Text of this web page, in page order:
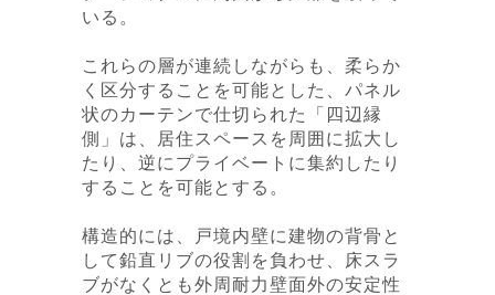
いる。
これらの層が連続しながらも、柔らか
く区分することを可能とした、パネル
状のカーテンで仕切られた「四辺縁
側」は、居住スペースを周囲に拡大し
たり、逆にプライベートに集約したり
することを可能とする。
構造的には、戸境内壁に建物の背骨と
して鉛直リブの役割を負わせ、床スラ
ブがなくとも外周耐力壁面外の安定性